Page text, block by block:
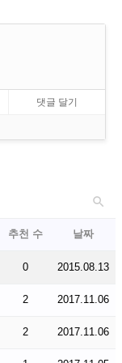

추천 수 날짜
0 2015.08.13
2 2017.11.06
2 2017.11.06